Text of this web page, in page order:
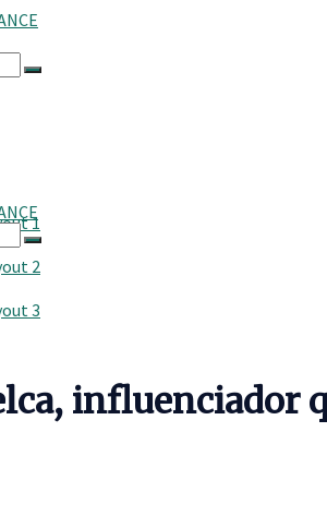
1
2
3
influenciador